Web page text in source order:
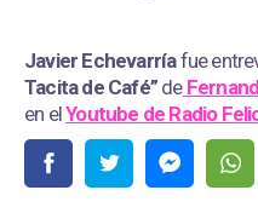
Javier Echevarríafue
Tacita de Café” de
en elYoutube de Radio